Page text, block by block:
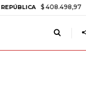
$ 408.498,97 +$ 8.753,81